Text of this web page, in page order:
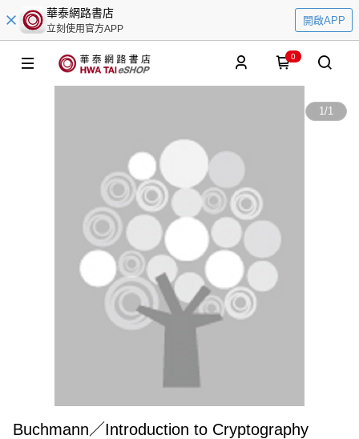
華泰網路書店
立刻使用官方APP
開啟APP
0
1/1
Buchmann／Introduction to Cryptography